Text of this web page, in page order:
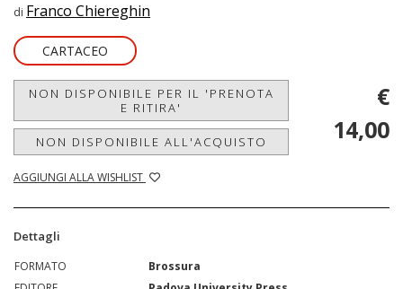
di Franco Chiereghin
CARTACEO
NON DISPONIBILE PER IL 'PRENOTA
E RITIRA'
NON DISPONIBILE ALL'ACQUISTO
AGGIUNGI ALLA WISHLIST
€
14,00
Dettagli
FORMATO
Brossura